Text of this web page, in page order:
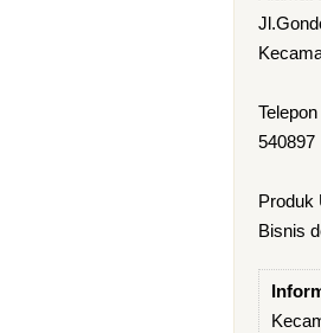
Telepon
540897
Produk
Bisnis